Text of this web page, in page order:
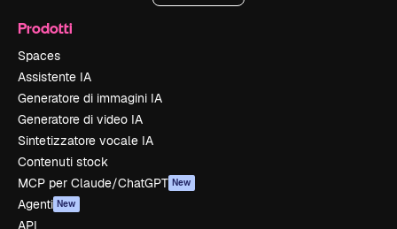
Prodotti
Spaces
Assistente IA
Generatore di immagini IA
Generatore di video IA
Sintetizzatore vocale IA
Contenuti stock
MCP per Claude/ChatGPT New
Agenti New
API